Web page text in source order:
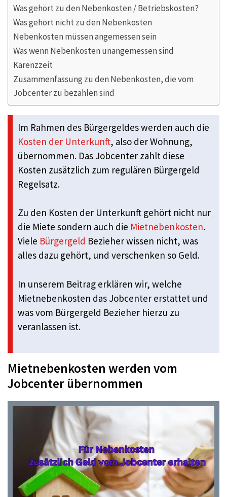
Was gehört zu den Nebenkosten / Betriebskosten?
Was gehört nicht zu den Nebenkosten
Nebenkosten müssen angemessen sein
Was wenn Nebenkosten unangemessen sind
Karenzzeit
Zusammenfassung zu den Nebenkosten, die vom
Jobcenter zu bezahlen sind
Im Rahmen des Bürgergeldes werden auch die
Kosten der Unterkunft, also der Wohnung,
übernommen. Das Jobcenter zahlt diese
Kosten zusätzlich zum regulären Bürgergeld
Regelsatz.
Zu den Kosten der Unterkunft gehört nicht nur
die Miete sondern auch die Mietnebenkosten.
Viele Bürgergeld Bezieher wissen nicht, was
alles dazu gehört, und verschenken so Geld.
In unserem Beitrag erklären wir, welche
Mietnebenkosten das Jobcenter erstattet und
was vom Bürgergeld Bezieher hierzu zu
veranlassen ist.
Mietnebenkosten werden vom
Jobcenter übernommen